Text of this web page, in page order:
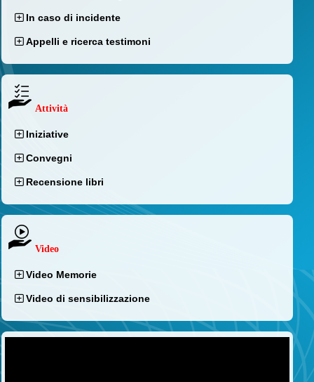
In caso di incidente
Appelli e ricerca testimoni
Attività
Iniziative
Convegni
Recensione libri
Video
Video Memorie
Video di sensibilizzazione